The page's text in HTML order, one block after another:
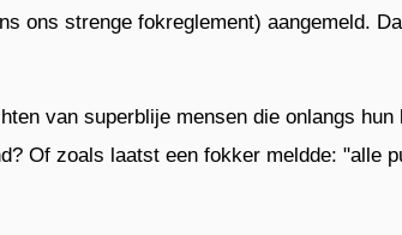
ons strenge fokreglement) aangemeld.
van superblije mensen die onlangs
Of zoals laatst een fokker meldde: "alle